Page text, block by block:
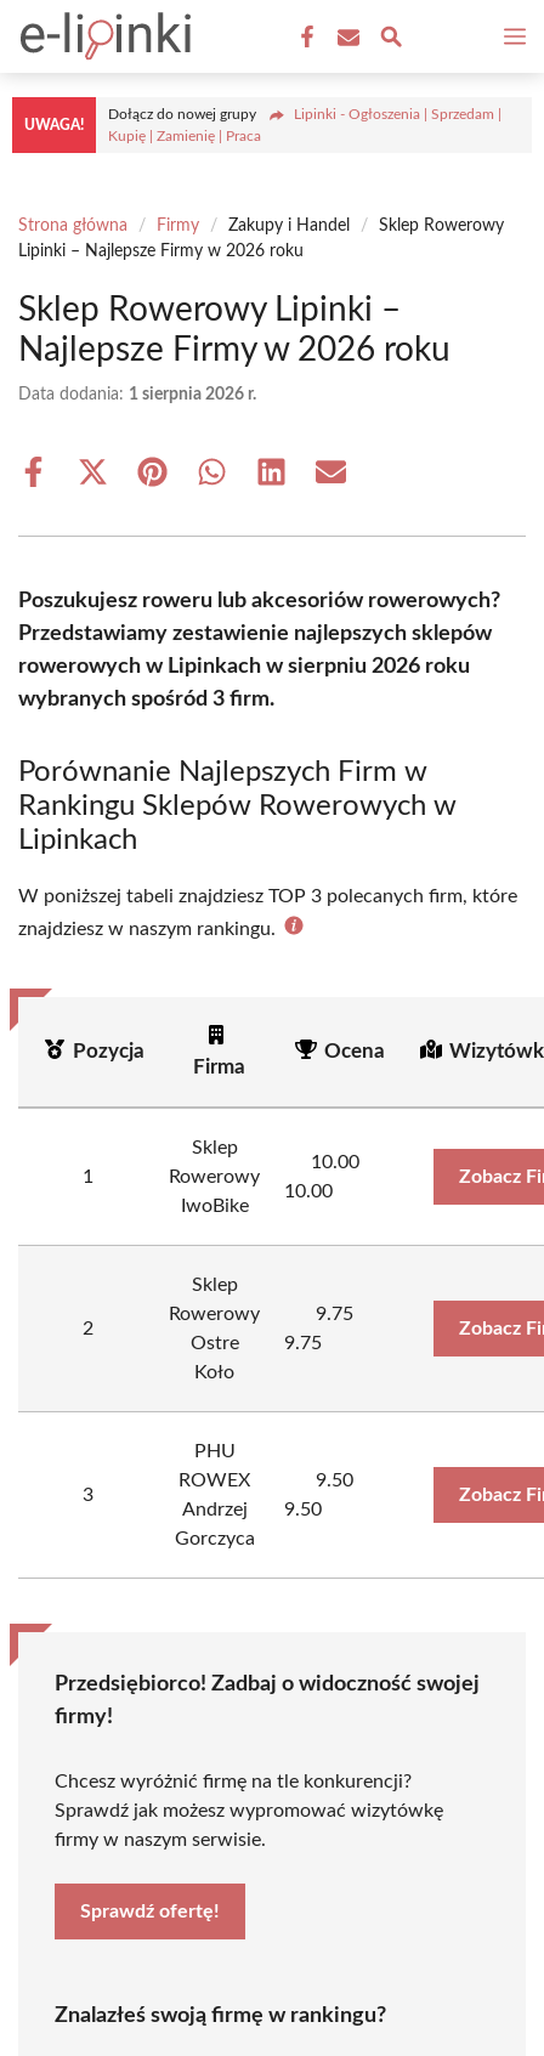
treści
UWAGA!
Dołącz do nowej grupy
Lipinki - Ogłoszenia | Sprzedam |
Kupię | Zamienię | Praca
Strona główna / Firmy / Zakupy i Handel /
Sklep Rowerowy
Lipinki – Najlepsze Firmy w 2026 roku
Sklep Rowerowy Lipinki –
Najlepsze Firmy w 2026 roku
Data dodania: 1 sierpnia 2026 r.
Share
Share
(Twitter)
Share Share Share Share
Poszukujesz roweru lub akcesoriów rowerowych?
Przedstawiamy zestawienie najlepszych sklepów
rowerowych w Lipinkach w sierpniu 2026 roku
wybranych spośród 3 firm.
Porównanie Najlepszych Firm w
Rankingu Sklepów Rowerowych w
Lipinkach
W poniższej tabeli znajdziesz TOP 3 polecanych firm, które
znajdziesz w naszym rankingu.
Pozycja
Firma
Ocena
1
Sklep
Rowerowy
IwoBike
10.00
10.00
Zobacz
2
Sklep
Rowerowy
Ostre
Koło
9.75
9.75
Zobacz
3
PHU
ROWEX
Andrzej
Gorczyca
9.50
9.50
Zobacz
Przedsiębiorco! Zadbaj o widoczność swojej
firmy!
Chcesz wyróżnić firmę na tle konkurencji?
Sprawdź jak możesz wypromować wizytówkę
firmy w naszym serwisie.
Sprawdź ofertę!
Znalazłeś swoją firmę w rankingu?